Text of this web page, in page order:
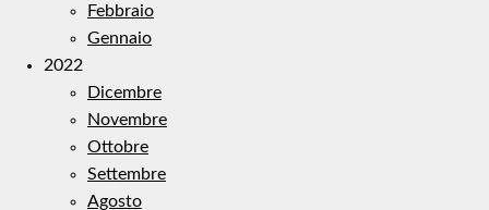
Febbraio
Gennaio
2022
Dicembre
Novembre
Ottobre
Settembre
Agosto